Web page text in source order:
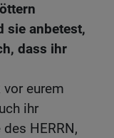
sie anbetest,
dass ihr
vor eurem
ihr
HERRN,